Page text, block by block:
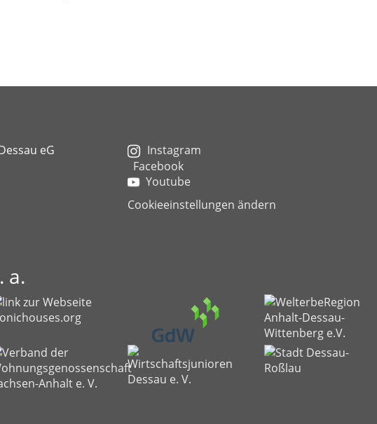
eG
Instagram
Facebook
Youtube
Cookieeinstellungen ändern
a.